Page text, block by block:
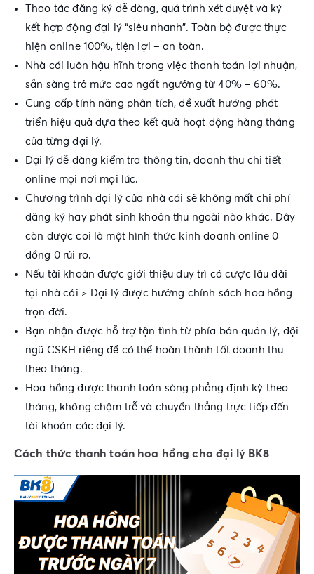
Thao tác đăng ký dễ dàng, quá trình xét duyệt và ký
kết hợp động đại lý “siêu nhanh”. Toàn bộ được thực
hiện online 100%, tiện lợi – an toàn.
Nhà cái luôn hậu hĩnh trong việc thanh toán lợi nhuận,
sẵn sàng trả mức cao ngất ngưởng từ 40% – 60%.
Cung cấp tính năng phân tích, đề xuất hướng phát
triển hiệu quả dựa theo kết quả hoạt động hàng tháng
của từng đại lý.
Đại lý dễ dàng kiểm tra thông tin, doanh thu chi tiết
online mọi nơi mọi lúc.
Chương trình đại lý của nhà cái sẽ không mất chi phí
đăng ký hay phát sinh khoản thu ngoài nào khác. Đây
còn được coi là một hình thức kinh doanh online 0
đồng 0 rủi ro.
Nếu tài khoản được giới thiệu duy trì cá cược lâu dài
tại nhà cái > Đại lý được hưởng chính sách hoa hồng
trọn đời.
Bạn nhận được hỗ trợ tận tình từ phía bản quản lý, đội
ngũ CSKH riêng để có thể hoàn thành tốt doanh thu
theo tháng.
Hoa hồng được thanh toán sòng phẳng định kỳ theo
tháng, không chậm trễ và chuyển thẳng trực tiếp đến
tài khoản các đại lý.
Cách thức thanh toán hoa hồng cho đại lý BK8